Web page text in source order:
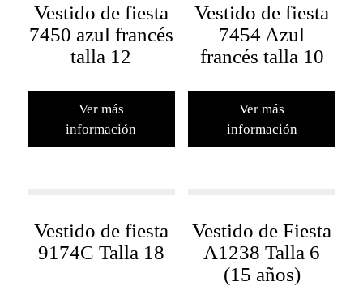
Vestido de fiesta
7450 azul francés
talla 12
Ver más
información
Vestido de fiesta
7454 Azul
francés talla 10
Ver más
información
Vestido de fiesta
9174C Talla 18
Vestido de Fiesta
A1238 Talla 6
(15 años)